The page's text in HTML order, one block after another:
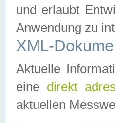
und erlaubt
Anwendung zu
XML-
Aktuelle
eine direkt
aktuellen